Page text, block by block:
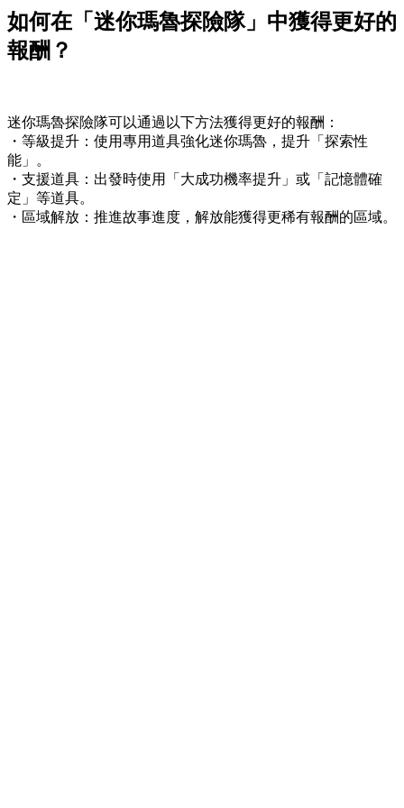
如何在「迷你瑪魯探險隊」中獲得更好的
報酬？
迷你瑪魯探險隊可以通過以下方法獲得更好的報酬：
・等級提升：使用專用道具強化迷你瑪魯，提升「探索性
能」。
・支援道具：出發時使用「大成功機率提升」或「記憶體確
定」等道具。
・區域解放：推進故事進度，解放能獲得更稀有報酬的區域。